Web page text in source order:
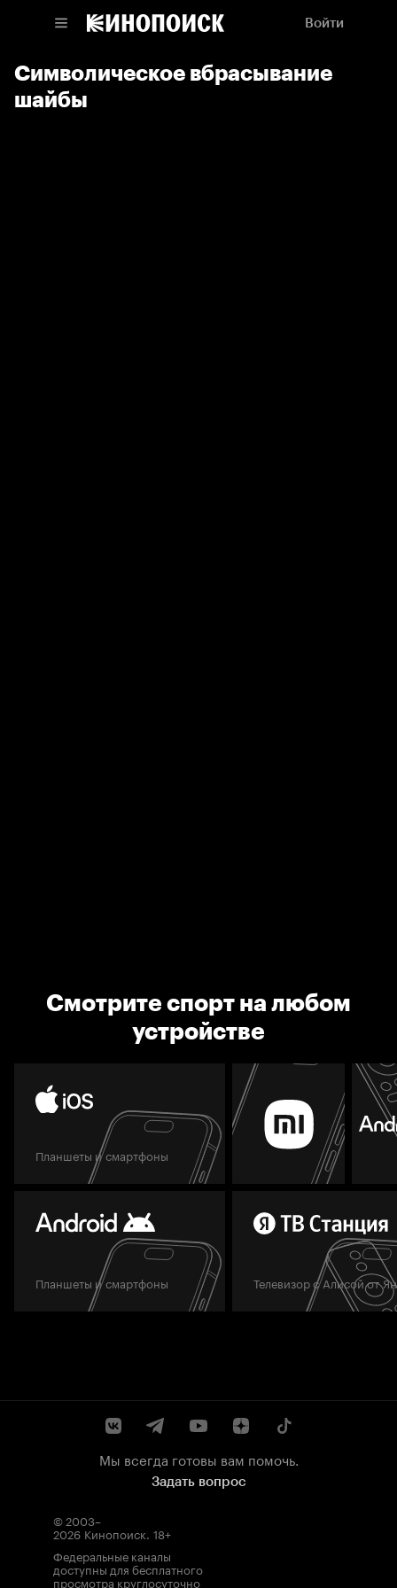
Войти
Символическое вбрасывание
шайбы
Смотрите спорт на любом
устройстве
Планшеты и смартфоны
Планшеты и смартфоны Телевизор с Алисой от
Мы всегда готовы вам помочь.
Задать вопрос
© 2003–
2026 Кинопоиск. 18+
Федеральные каналы
доступны для бесплатного
просмотра круглосуточно